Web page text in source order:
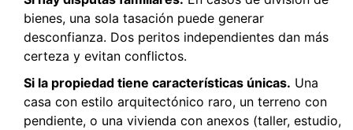
bienes, una sola tasación puede generar
desconfianza. Dos peritos independientes dan más
certeza y evitan conflictos.
Si la propiedad tiene características únicas. Una
casa con estilo arquitectónico raro, un terreno con
pendiente, o una vivienda con anexos (taller, estudio,